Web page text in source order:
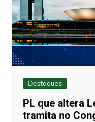
Destaques
PL que altera
tramita no